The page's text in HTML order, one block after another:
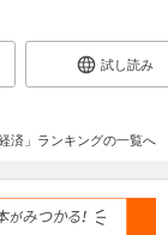
試し読み
済」ランキングの一覧へ